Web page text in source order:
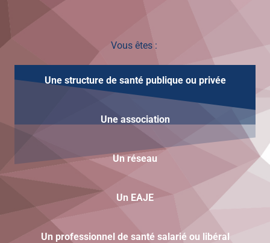
Vous êtes :
Une structure de santé publique ou privée
Une association
Un réseau
Un EAJE
Un professionnel de santé salarié ou libéral